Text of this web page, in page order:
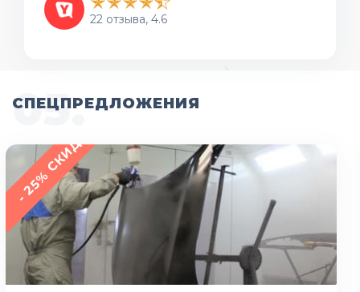
22 отзыва, 4.6
СПЕЦПРЕДЛОЖЕНИЯ
- 25% СКИДКА